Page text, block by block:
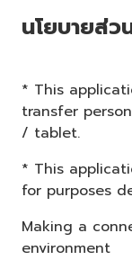
นโยบายส่
* This
transfer
/ tablet.
* This
for purposes
Making a
environment